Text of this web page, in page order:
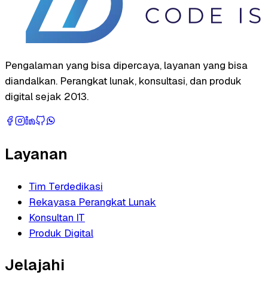
Pengalaman yang bisa dipercaya, layanan yang bisa
diandalkan. Perangkat lunak, konsultasi, dan produk
digital sejak 2013.
Layanan
Tim Terdedikasi
Rekayasa Perangkat Lunak
Konsultan IT
Produk Digital
Jelajahi